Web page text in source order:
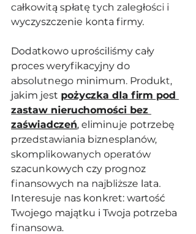
całkowitą spłatę tych zaległości i
wyczyszczenie konta firmy.
Dodatkowo uprościliśmy cały
proces weryfikacyjny do
absolutnego minimum. Produkt,
jakim jest pożyczka dla firm pod
zastaw nieruchomości bez
zaświadczeń, eliminuje potrzebę
przedstawiania biznesplanów,
skomplikowanych operatów
szacunkowych czy prognoz
finansowych na najbliższe lata.
Interesuje nas konkret: wartość
Twojego majątku i Twoja potrzeba
finansowa.